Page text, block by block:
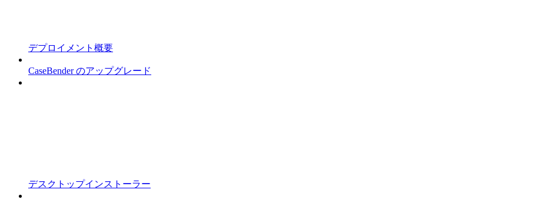
デプロイメント概要
CaseBender のアップグレード
デスクトップインストーラー